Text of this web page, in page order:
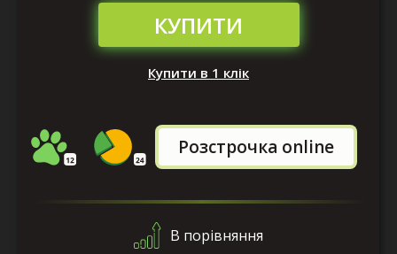
КУПИТИ
Купити в 1 клік
Розстрочка online
В порівняння